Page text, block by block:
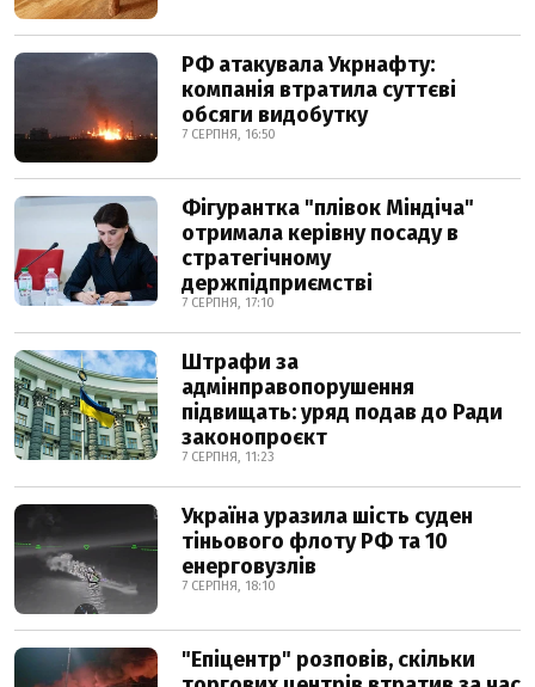
РФ атакувала Укрнафту:
компанія втратила суттєві
обсяги видобутку
7 СЕРПНЯ, 16:50
Фігурантка "плівок Міндіча"
отримала керівну посаду в
стратегічному
держпідприємстві
7 СЕРПНЯ, 17:10
Штрафи за
адмінправопорушення
підвищать: уряд подав до Ради
законопроєкт
7 СЕРПНЯ, 11:23
Україна уразила шість суден
тіньового флоту РФ та 10
енерговузлів
7 СЕРПНЯ, 18:10
"Епіцентр" розповів, скільки